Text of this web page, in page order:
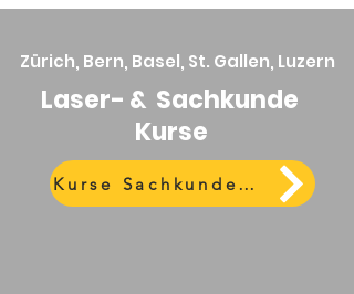
Zürich, Bern, Basel, St. Gallen, Luzern
Laser- & Sachkunde
Kurse
Kurse Sachkunde V-NISSG